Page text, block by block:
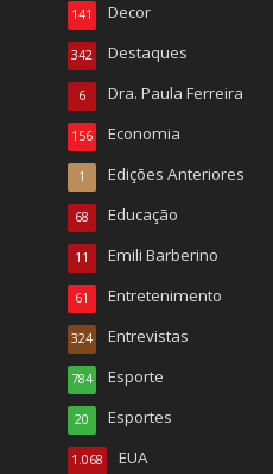
Decor
141
Destaques
342
Dra. Paula Ferreira
6
Economia
156
Edições Anteriores
1
Educação
68
Emili Barberino
11
Entretenimento
61
Entrevistas
324
Esporte
784
Esportes
20
EUA
1.068